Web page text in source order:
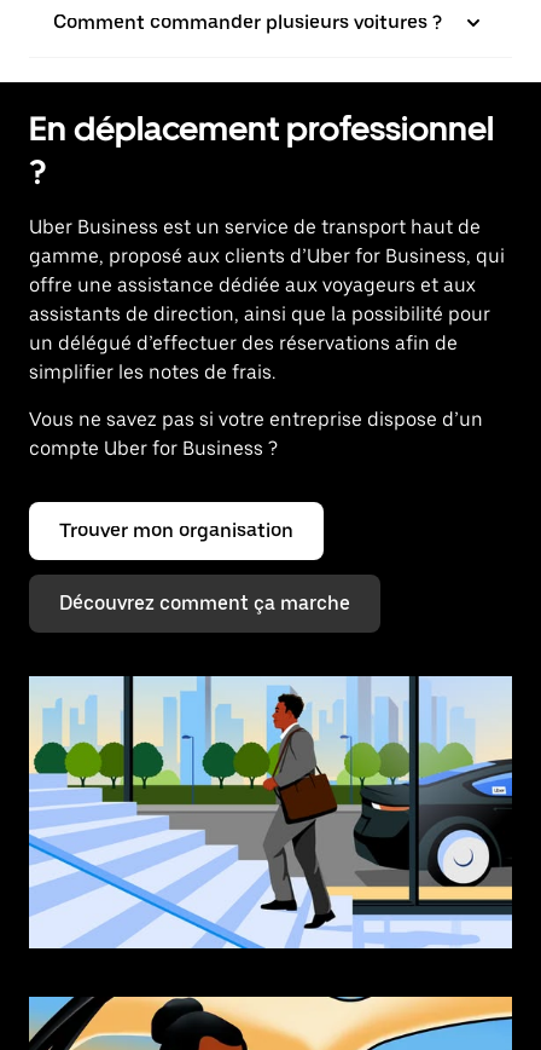
Comment commander plusieurs voitures ?
En déplacement professionnel
?
Uber Business est un service de transport haut de
gamme, proposé aux clients d’Uber for Business, qui
offre une assistance dédiée aux voyageurs et aux
assistants de direction, ainsi que la possibilité pour
un délégué d’effectuer des réservations afin de
simplifier les notes de frais.
Vous ne savez pas si votre entreprise dispose d’un
compte Uber for Business ?
Trouver mon organisation
Découvrez comment ça marche